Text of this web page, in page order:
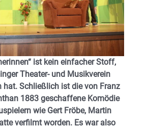
ist kein einfacher Stoff,
Theater- und Musikverein
hat. Schließlich ist die von Franz
1883 geschaffene Komödie
wie Gert Fröbe, Martin
verfilmt worden. Es war also